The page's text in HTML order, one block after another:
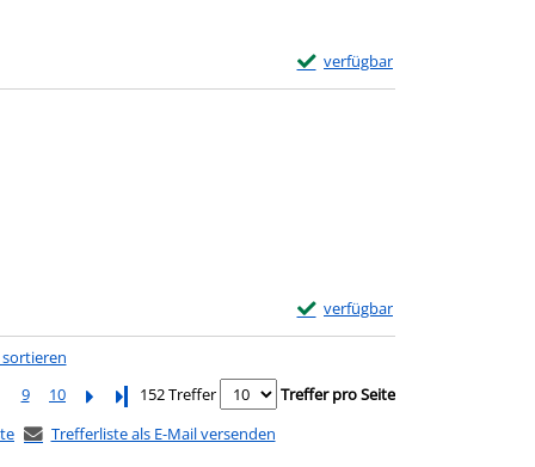
verfügbar
Exemplar-Details von Crooked
verfügbar
Exemplar-Details von The Giver
9 10 Letzte Seite
152 Treffer
Treffer pro Seite
Trefferliste als E-Mail versenden